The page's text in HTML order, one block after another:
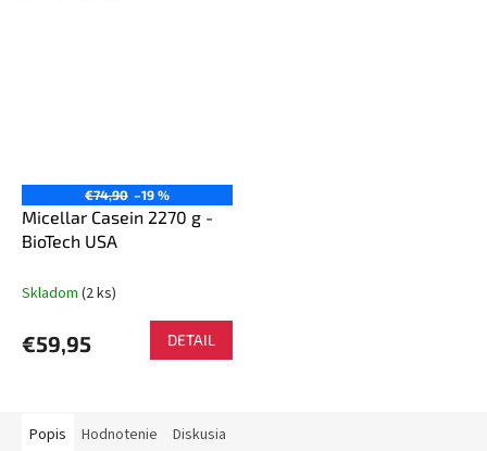
€74,90 –19 %
Micellar Casein 2270 g -
BioTech USA
Skladom (2 ks)
€59,95 DETAIL
Popis Hodnotenie Diskusia